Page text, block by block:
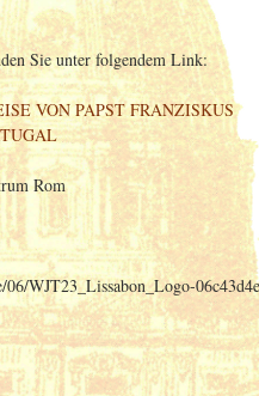
Sie unter folgendem Link:
VON PAPST FRANZISKUS
Rom
WJT23_Lissabon_Logo-